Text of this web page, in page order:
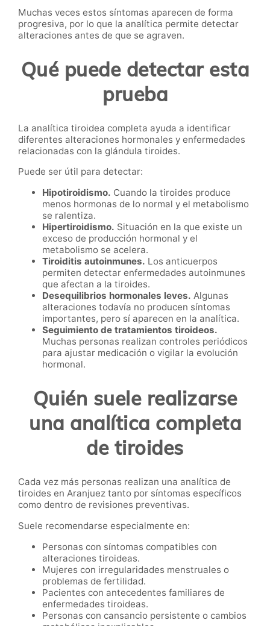
Muchas veces estos síntomas aparecen de forma
progresiva, por lo que la analítica permite detectar
alteraciones antes de que se agraven.
Qué puede detectar esta
prueba
La analítica tiroidea completa ayuda a identificar
diferentes alteraciones hormonales y enfermedades
relacionadas con la glándula tiroides.
Puede ser útil para detectar:
Hipotiroidismo. Cuando la tiroides produce
menos hormonas de lo normal y el metabolismo
se ralentiza.
Hipertiroidismo. Situación en la que existe un
exceso de producción hormonal y el
metabolismo se acelera.
Tiroiditis autoinmunes. Los anticuerpos
permiten detectar enfermedades autoinmunes
que afectan a la tiroides.
Desequilibrios hormonales leves. Algunas
alteraciones todavía no producen síntomas
importantes, pero sí aparecen en la analítica.
Seguimiento de tratamientos tiroideos.
Muchas personas realizan controles periódicos
para ajustar medicación o vigilar la evolución
hormonal.
Quién suele realizarse
una analítica completa
de tiroides
Cada vez más personas realizan una analítica de
tiroides en Aranjuez tanto por síntomas específicos
como dentro de revisiones preventivas.
Suele recomendarse especialmente en:
Personas con síntomas compatibles con
alteraciones tiroideas.
Mujeres con irregularidades menstruales o
problemas de fertilidad.
Pacientes con antecedentes familiares de
enfermedades tiroideas.
Personas con cansancio persistente o cambios